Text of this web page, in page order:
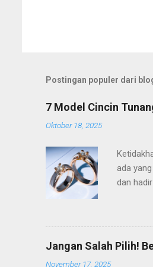
Postingan populer dari
7 Model Cincin
Oktober 18, 2025
ada
dan
semoga
Jangan Salah Pilih!
November 17, 2025